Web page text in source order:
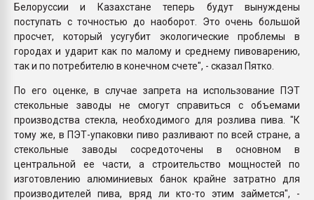
Белоруссии и Казахстане теперь будут вынуждены
поступать с точностью до наоборот. Это очень большой
просчет, который усугубит экологические проблемы в
городах и ударит как по малому и среднему пивоварению,
так и по потребителю в конечном счете", - сказал Пятко.
По его оценке, в случае запрета на использование ПЭТ
стекольные заводы не смогут справиться с объемами
производства стекла, необходимого для розлива пива. "К
тому же, в ПЭТ-упаковки пиво разливают по всей стране, а
стекольные заводы сосредоточены в основном в
центральной ее части, а строительство мощностей по
изготовлению алюминиевых банок крайне затратно для
производителей пива, вряд ли кто-то этим займется", -